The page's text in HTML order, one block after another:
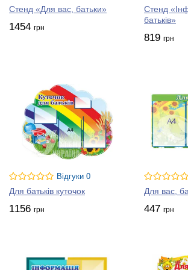
Стенд «Для вас, батьки»
1454 грн
Стенд
батьків»
819 грн
Відгуки 0
Для батьків куточок
1156 грн
Для вас,
447 грн